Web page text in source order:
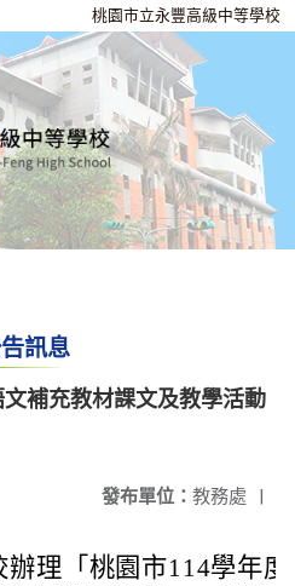
桃園市立永豐高級中等學校
訊息
補充教材課文及教學活動
發布單位： 教務處 |
辦理「桃園市114學年